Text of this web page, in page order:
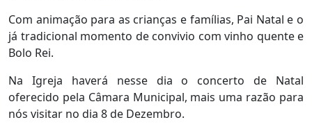
Com animação para as crianças e famílias, Pai Natal e o
já tradicional momento de convivio com vinho quente e
Bolo Rei.
Na Igreja haverá nesse dia o concerto de Natal
oferecido pela Câmara Municipal, mais uma razão para
nós visitar no dia 8 de Dezembro.